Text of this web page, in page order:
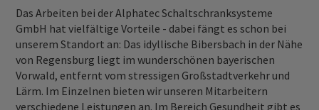
Das Arbeiten bei der Alphatec Schaltschranksysteme
GmbH hat vielfältige Vorteile - dabei fängt es schon bei
unserem Standort an: Das idyllische Bibersbach in der Nähe
von Regensburg liegt im wunderschönen bayerischen
Vorwald, entfernt vom stressigen Großstadtverkehr und
Lärm. Im Einzelnen bieten wir unseren Mitarbeitern
verschiedene Leistungen an. Im Bereich Gesundheit gibt es